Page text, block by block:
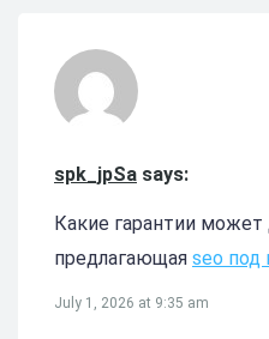
spk_jpSa says:
Какие гарантии может
предлагающая seo под
July 1, 2026 at 9:35 am